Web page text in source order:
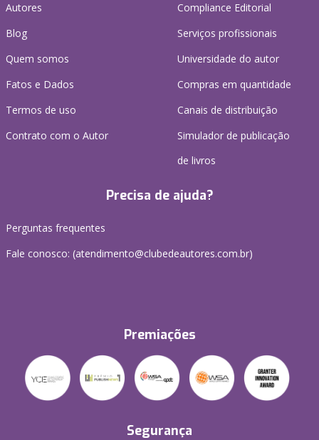
Autores
Blog
Quem somos
Fatos e Dados
Termos de uso
Contrato com o Autor
Compliance Editorial
Serviços profissionais
Universidade do autor
Compras em quantidade
Canais de distribuição
Simulador de publicação
de livros
Precisa de ajuda?
Perguntas frequentes
Fale conosco: (atendimento@clubedeautores.com.br)
Premiações
Segurança